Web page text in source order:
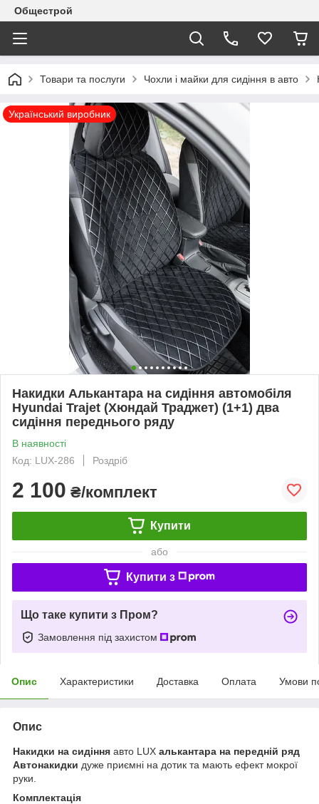
Общестрой
Товари та послуги Чохли і майки для сидіння в авто
Український виробник
Накидки Алькантара на сидіння автомобіля
Hyundai Trajet (Хюндай Траджет) (1+1) два
сидіння переднього ряду
В наявності
Код: LUX-286
Роздріб
2 100 ₴/комплект
Купити
або
Купити з
Що таке купити з Пром?
Замовлення під захистом
Опис Характеристики Доставка Оплата Умови
Опис
Накидки на сидіння авто LUX алькантара на передній ряд
Автонакидки дуже приємні на дотик та мають ефект мокрої
руки.
Комплектація